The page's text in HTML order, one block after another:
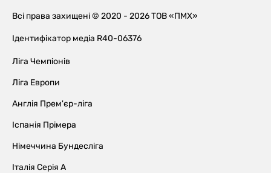
Всі права захищені © 2020 - 2026 ТОВ «ПМХ»
Ідентифікатор медіа R40-06376
Ліга Чемпіонів
Ліга Европи
Англія Прем'єр-ліга
Іспанія Прімера
Німеччина Бундесліга
Італія Серія А